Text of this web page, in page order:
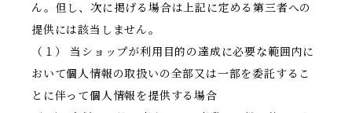
ん。但し、次に掲げる場合は上記に定める第三者への
提供には該当しません。
（１） 当ショップが利用目的の達成に必要な範囲内に
おいて個人情報の取扱いの全部又は一部を委託するこ
とに伴って個人情報を提供する場合